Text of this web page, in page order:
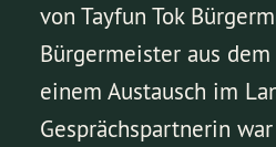
von Tayfun Tok
Bürgermeister aus
einem Austausch im
Gesprächspartnerin